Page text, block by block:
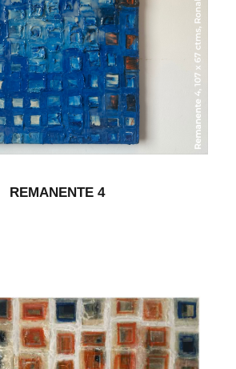
REMANENTE 4